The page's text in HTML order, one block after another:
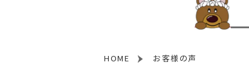
HOME お客様の声